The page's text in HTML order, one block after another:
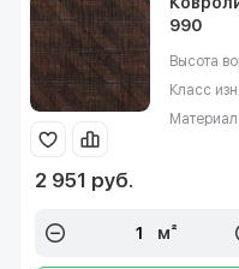
990
Высота
Класс
2 951 руб.
м²